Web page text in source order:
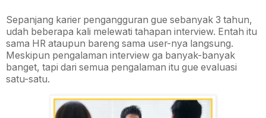
Sepanjang karier pengangguran gue sebanyak 3 tahun,
udah beberapa kali melewati tahapan interview. Entah itu
sama HR ataupun bareng sama user-nya langsung.
Meskipun pengalaman interview ga banyak-banyak
banget, tapi dari semua pengalaman itu gue evaluasi
satu-satu.